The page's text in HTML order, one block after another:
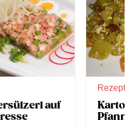
auf
Rezept
Pfanne